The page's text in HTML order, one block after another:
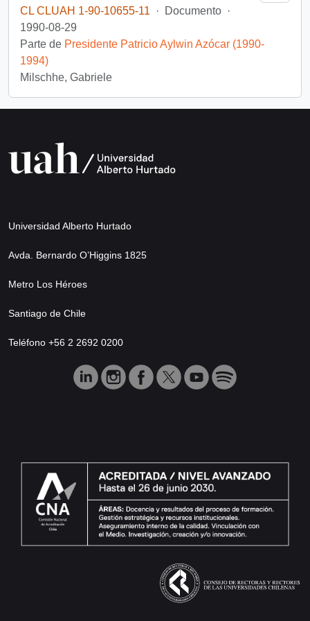
CL CLUAH 1-90-10655-11
· Documento ·
1990-08-29
Parte de Presidente Patricio Aylwin Azócar (1990-
1994)
Milschhe, Gabriele
Universidad Alberto Hurtado
Avda. Bernardo O’Higgins 1825
Metro Los Héroes
Santiago de Chile
Teléfono +56 2 2692 0200